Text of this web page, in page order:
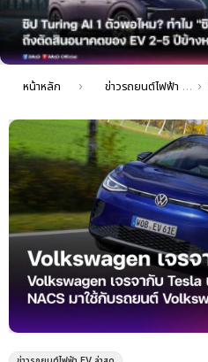
คุณอยู่ที่นี่:
หน้าหลัก ข่าวรถยนต์ไฟฟ้า EV ล่าสุด